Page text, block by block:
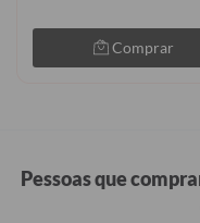
Comprar
Pessoas que